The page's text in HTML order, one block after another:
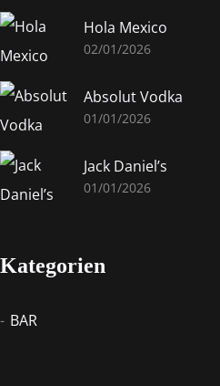
Hola Mexico
02/01/2026
Absolut Vodka
01/01/2026
Jack Daniel’s
01/01/2026
Kategorien
BAR